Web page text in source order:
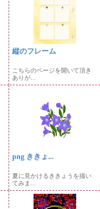
縦のフレーム
こちらのページを開いて頂き
ありが...
png ききょ...
夏に見かけるききょうを描い
てみま...